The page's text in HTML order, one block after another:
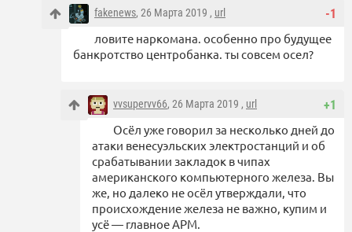
-1
fakenews, 26 Марта 2019 , url
ловите наркомана. особенно про будущее
банкротство центробанка. ты совсем осел?
+1
vvsupervv66, 26 Марта 2019 , url
Осёл уже говорил за несколько дней до
атаки венесуэльских электростанций и об
срабатывании закладок в чипах
американского компьютерного железа. Вы
же, но далеко не осёл утверждали, что
происхождение железа не важно, купим и
усё — главное АРМ.